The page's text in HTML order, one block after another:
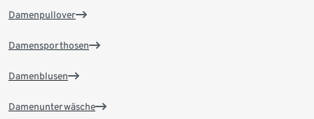
Damenpullover
Damensporthosen
Damenblusen
Damenunterwäsche